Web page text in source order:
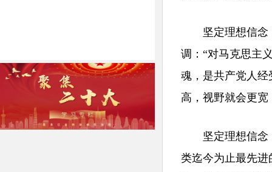
坚定理想信念，
调：“对马克思主
魂，是共产党人
高，视野就会更
坚定理想信念，
类迄今为止最先